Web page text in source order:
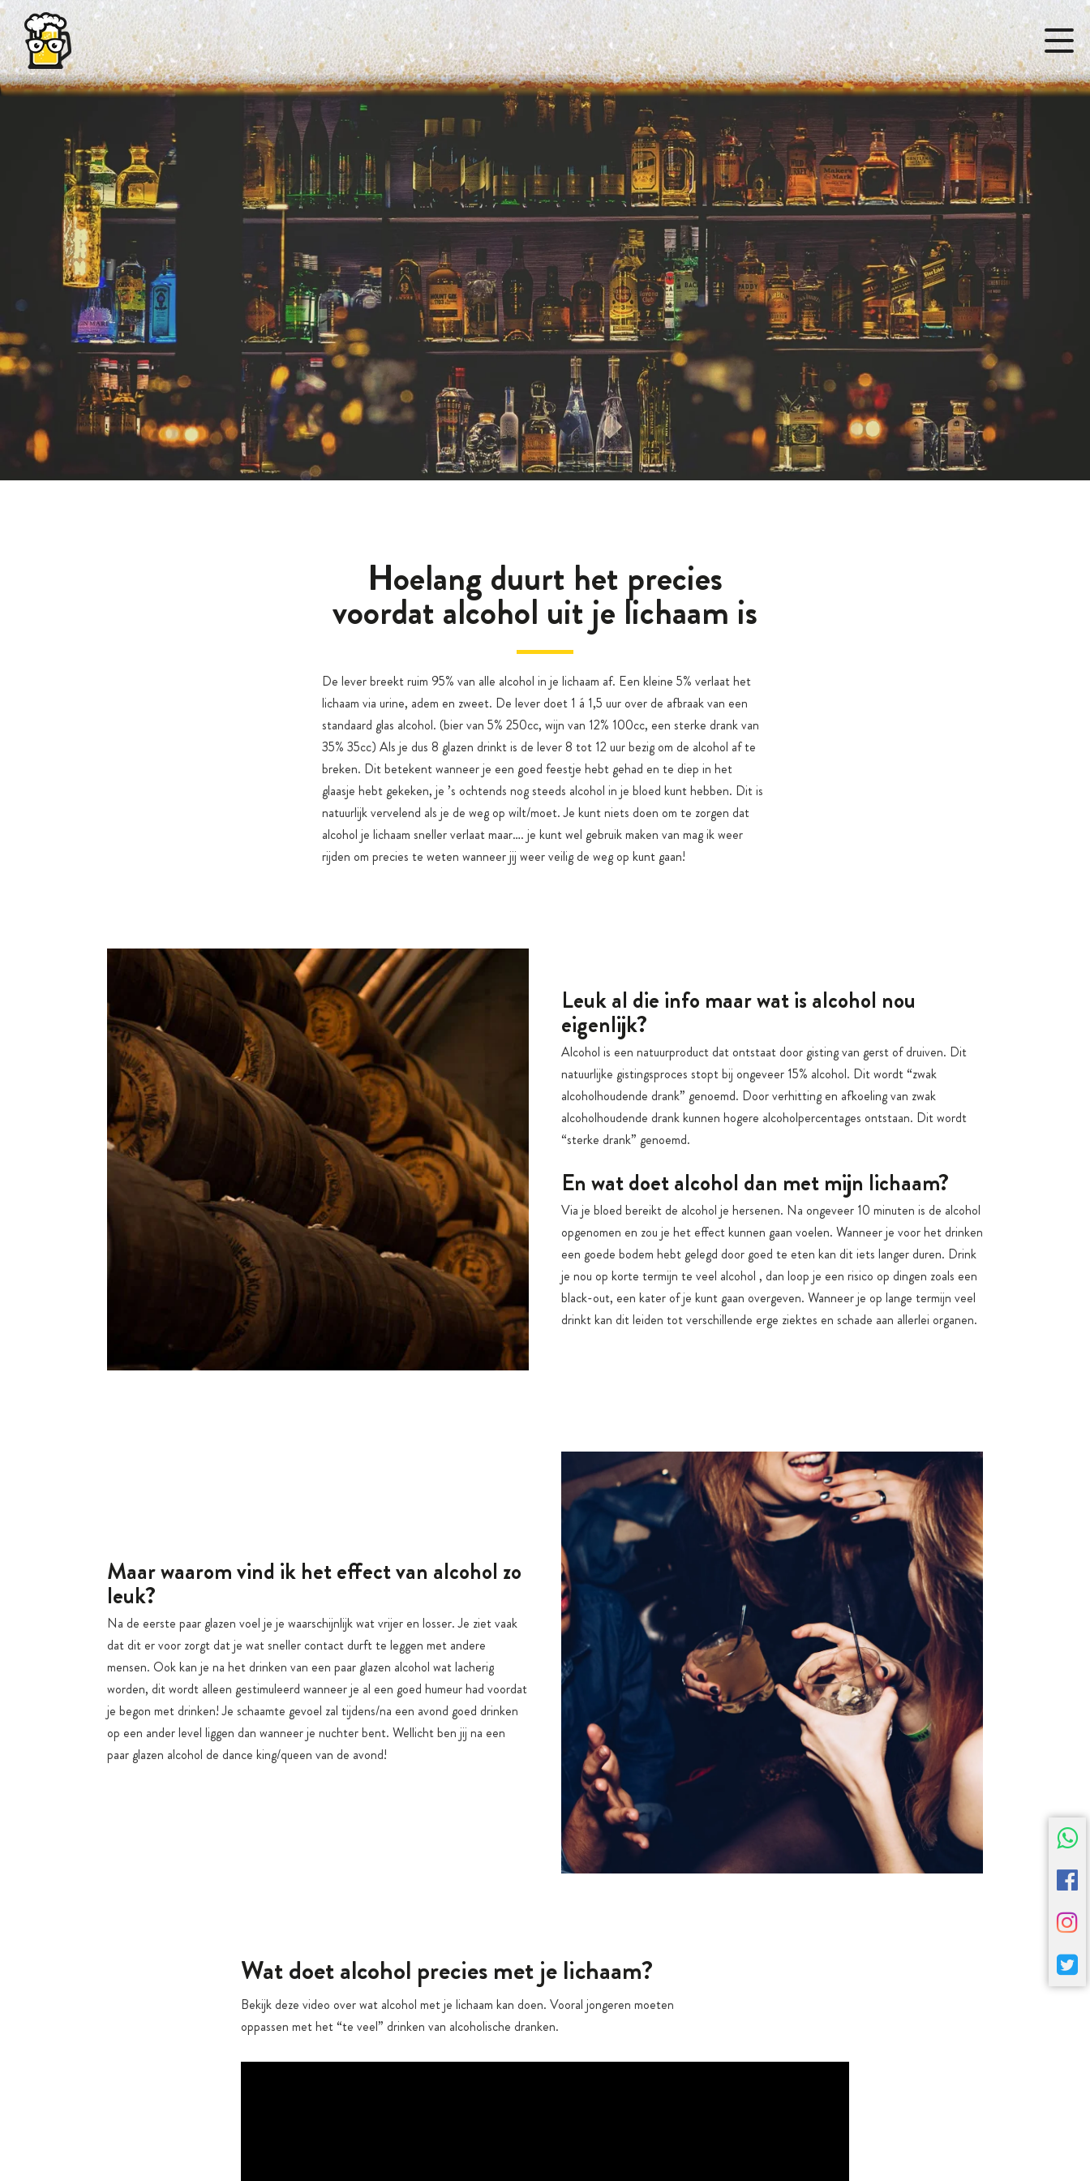
Hoelang duurt het precies
voordat alcohol uit je lichaam is
De lever breekt ruim 95% van alle alcohol in je lichaam af. Een kleine 5% verlaat het
lichaam via urine, adem en zweet. De lever doet 1 á 1,5 uur over de afbraak van een
standaard glas alcohol. (bier van 5% 250cc, wijn van 12% 100cc, een sterke drank van
35% 35cc) Als je dus 8 glazen drinkt is de lever 8 tot 12 uur bezig om de alcohol af te
breken. Dit betekent wanneer je een goed feestje hebt gehad en te diep in het
glaasje hebt gekeken, je ’s ochtends nog steeds alcohol in je bloed kunt hebben. Dit is
natuurlijk vervelend als je de weg op wilt/moet. Je kunt niets doen om te zorgen dat
alcohol je lichaam sneller verlaat maar…. je kunt wel gebruik maken van mag ik weer
rijden om precies te weten wanneer jij weer veilig de weg op kunt gaan!
Leuk al die info maar wat is alcohol nou
eigenlijk?
Alcohol is een natuurproduct dat ontstaat door gisting van gerst of druiven. Dit
natuurlijke gistingsproces stopt bij ongeveer 15% alcohol. Dit wordt “zwak
alcoholhoudende drank” genoemd. Door verhitting en afkoeling van zwak
alcoholhoudende drank kunnen hogere alcoholpercentages ontstaan. Dit wordt
“sterke drank” genoemd.
En wat doet alcohol dan met mijn lichaam?
Via je bloed bereikt de alcohol je hersenen. Na ongeveer 10 minuten is de alcohol
opgenomen en zou je het effect kunnen gaan voelen. Wanneer je voor het drinken
een goede bodem hebt gelegd door goed te eten kan dit iets langer duren. Drink
je nou op korte termijn te veel alcohol , dan loop je een risico op dingen zoals een
black-out, een kater of je kunt gaan overgeven. Wanneer je op lange termijn veel
drinkt kan dit leiden tot verschillende erge ziektes en schade aan allerlei organen.
Maar waarom vind ik het effect van alcohol zo
leuk?
Na de eerste paar glazen voel je je waarschijnlijk wat vrijer en losser. Je ziet vaak
dat dit er voor zorgt dat je wat sneller contact durft te leggen met andere
mensen. Ook kan je na het drinken van een paar glazen alcohol wat lacherig
worden, dit wordt alleen gestimuleerd wanneer je al een goed humeur had voordat
je begon met drinken! Je schaamte gevoel zal tijdens/na een avond goed drinken
op een ander level liggen dan wanneer je nuchter bent. Wellicht ben jij na een
paar glazen alcohol de dance king/queen van de avond!
Wat doet alcohol precies met je lichaam?
Bekijk deze video over wat alcohol met je lichaam kan doen. Vooral jongeren moeten
oppassen met het “te veel” drinken van alcoholische dranken.